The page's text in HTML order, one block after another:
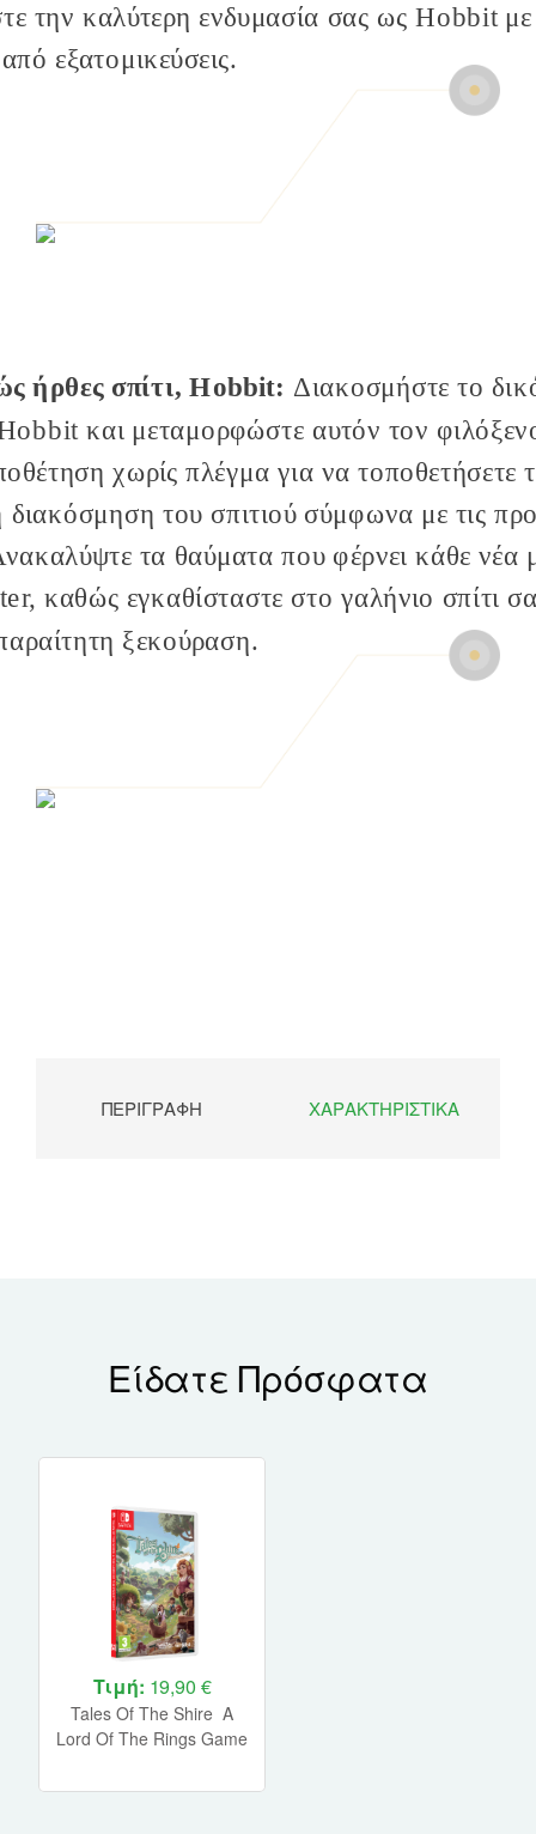
την καλύτερη ενδυμασία σας ως Hobbit με
εξατομικεύσεις.
ήρθες σπίτι, Hobbit: Διακοσμήστε το
Hobbit και μεταμορφώστε αυτόν τον
χωρίς πλέγμα για να τοποθετήσετε
διακόσμηση του σπιτιού σύμφωνα με τις
τα θαύματα που φέρνει κάθε νέα
, καθώς εγκαθίσταστε στο γαλήνιο σπίτι
ξεκούραση.
ΠΕΡΙΓΡΑΦΉ ΧΑΡΑΚΤΗΡΙΣΤΙΚΆ
Είδατε Πρόσφατα
Τιμή: 19,90 €
Tales Of The Shire A
Lord Of The Rings Game